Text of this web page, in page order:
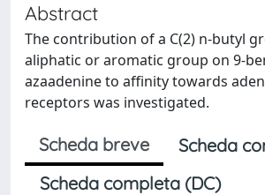
Abstract
The contribution of a C(2) n-butyl
aliphatic or aromatic group on 9-
azaadenine to affinity towards
receptors was investigated.
Scheda breve
Scheda
Scheda completa (DC)